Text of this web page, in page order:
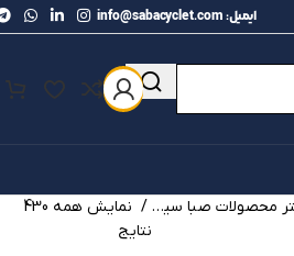
ایمیل: info@sabacyclet.com
فیلتر محصولات صبا سیکلت
نمایش همه 430
نتایج